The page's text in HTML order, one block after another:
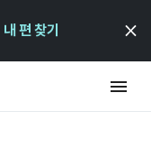
내 편 찾기